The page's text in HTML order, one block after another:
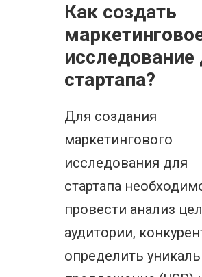
Как создать
исследование
стартапа?
Для создания
маркетингового
исследования для
стартапа
провести анализ
аудитории,
определить